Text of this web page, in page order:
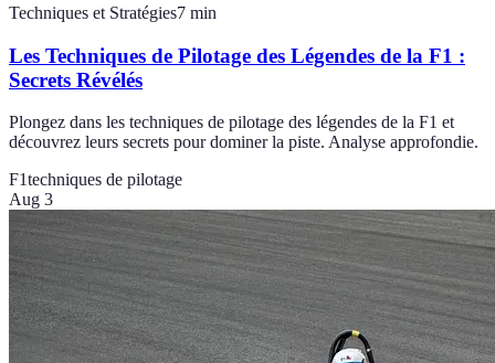
Techniques et Stratégies7 min
Les Techniques de Pilotage des Légendes de la F1 :
Secrets Révélés
Plongez dans les techniques de pilotage des légendes de la F1 et
découvrez leurs secrets pour dominer la piste. Analyse approfondie.
F1techniques de pilotage
Aug 3